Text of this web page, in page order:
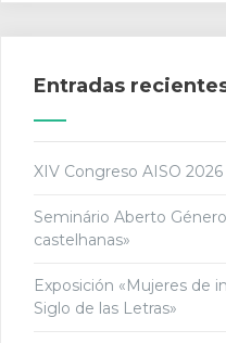
Entradas
XIV Congreso AISO
Seminário Aberto
castelhanas»
Exposición «Mujeres de
Siglo de las Letras»